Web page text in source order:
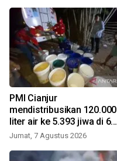
PMI Cianjur
mendistribusikan 120.000
liter air ke 5.393 jiwa di 6
kecamatan
Jumat, 7 Agustus 2026